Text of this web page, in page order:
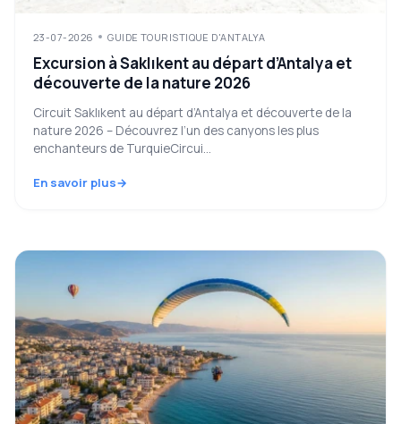
23-07-2026 GUIDE TOURISTIQUE D'ANTALYA
Excursion à Saklıkent au départ d’Antalya et
découverte de la nature 2026
Circuit Saklıkent au départ d’Antalya et découverte de la
nature 2026 – Découvrez l’un des canyons les plus
enchanteurs de TurquieCircui...
En savoir plus